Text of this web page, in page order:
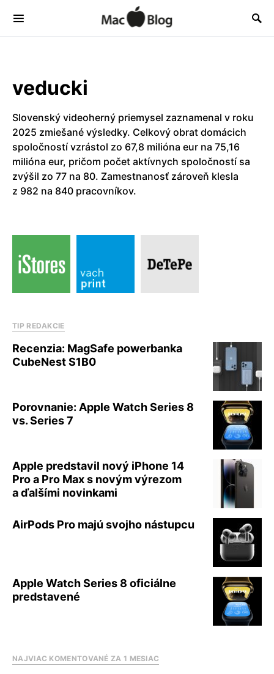
veducki
Slovenský videoherný priemysel zaznamenal v roku
2025 zmiešané výsledky. Celkový obrat domácich
spoločností vzrástol zo 67,8 milióna eur na 75,16
milióna eur, pričom počet aktívnych spoločností sa
zvýšil zo 77 na 80. Zamestnanosť zároveň klesla
z 982 na 840 pracovníkov.
TIP REDAKCIE
Recenzia: MagSafe powerbanka
CubeNest S1B0
Porovnanie: Apple Watch Series 8
vs. Series 7
Apple predstavil nový iPhone 14
Pro a Pro Max s novým výrezom
a ďalšími novinkami
AirPods Pro majú svojho nástupcu
Apple Watch Series 8 oficiálne
predstavené
NAJVIAC KOMENTOVANÉ ZA 1 MESIAC